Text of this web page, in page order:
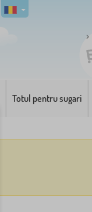
Totul pentru sugari